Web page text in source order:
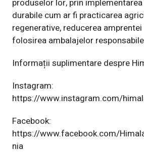
produselor lor, prin
durabile cum ar fi practicarea
regenerative, reducerea
folosirea ambalajelor
Informații suplimentare despre
Instagram:
https://www.instagram.com/
Facebook:
https://www.facebook.com/
nia